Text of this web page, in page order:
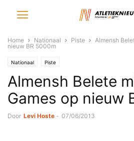
Home Nationaal Piste
Almensh
nieuw BR 5000m
Nationaal Piste
Almensh Belete
Games op nieuw
Door Levi Hoste - 07/06/2013